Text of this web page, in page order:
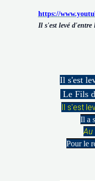
https://
Il s'est levé d'entre
Il s'est
Le Fils
Il s'est
Il a
Au
Pour le